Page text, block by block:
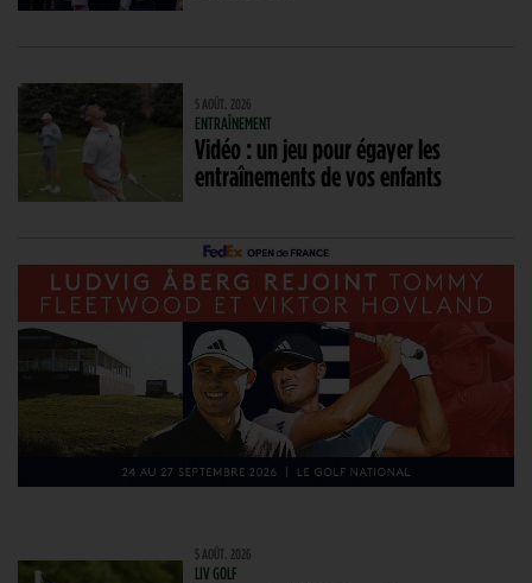
5 AOÛT. 2026
ENTRAÎNEMENT
Vidéo : un jeu pour égayer les
entraînements de vos enfants
5 AOÛT. 2026
LIV GOLF